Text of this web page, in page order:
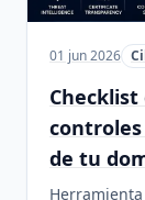
01 jun 2026
Checklist
de tu